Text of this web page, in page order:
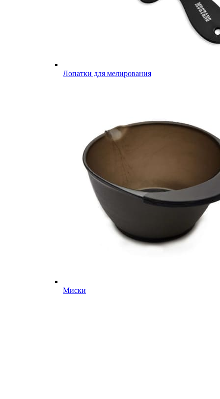
Лопатки для мелирования
Миски